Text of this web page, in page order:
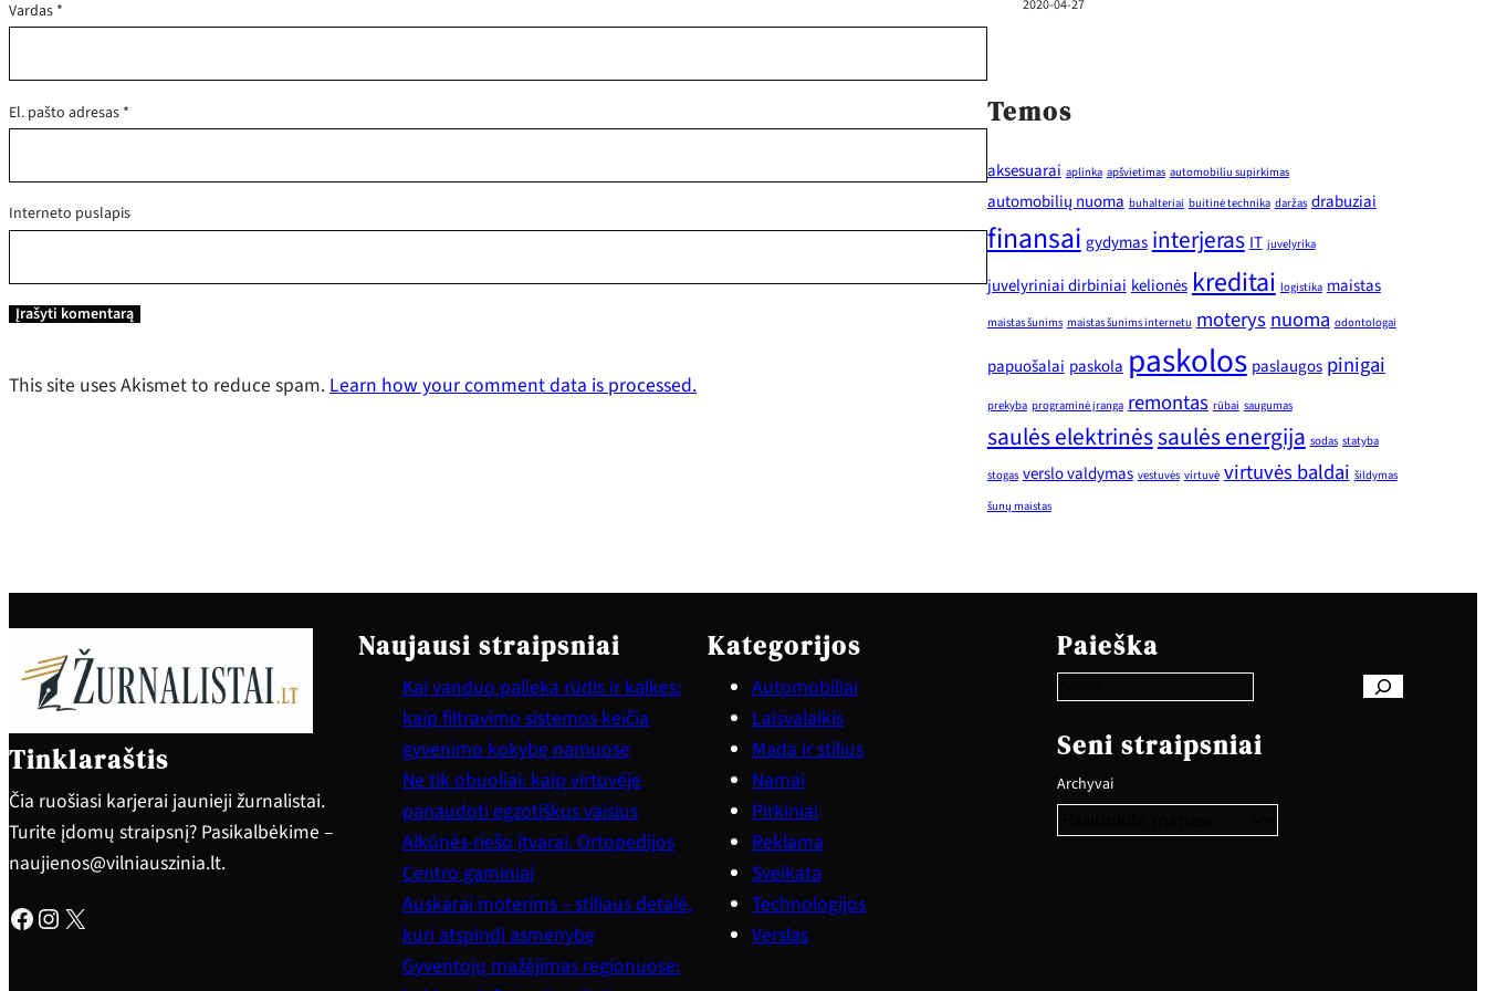
Vardas *
El. pašto adresas *
Interneto puslapis
This site uses Akismet to reduce spam. Learn how your comment data is processed.
2020-04-27
Temos
aksesuarai aplinka apšvietimas automobiliu supirkimas
automobilių nuoma buhalteriai buitinė technika daržas drabuziai
finansai gydymas interjeras IT juvelyrika
juvelyriniai dirbiniai kelionėskreditai logistika maistas
maistas šunims maistas šunims internetu moterys nuoma odontologai
papuošalai paskola paskolos paslaugos pinigai
prekyba programinė įranga remontas rūbai saugumas
saulės elektrinėssaulės energija sodas statyba
stogas verslo valdymas vestuvės virtuvė virtuvės baldai šildymas
šunų maistas
Tinklaraštis
Čia ruošiasi karjerai jaunieji žurnalistai.
Turite įdomų straipsnį? Pasikalbėkime –
naujienos@vilniauszinia.lt.
Facebook Instagram X
Naujausi straipsniai
Kai vanduo palieka rūdis ir kalkes:
kaip filtravimo sistemos keičia
gyvenimo kokybę namuose
Ne tik obuoliai: kaip virtuvėje
panaudoti egzotiškus vaisius
Alkūnės-riešo įtvarai. Ortopedijos
Centro gaminiai
Auskarai moterims – stiliaus detalė,
kuri atspindi asmenybę
Gyventojų mažėjimas regionuose:
Kategorijos
Automobiliai
Laisvalaikis
Mada ir stilius
Namai
Pirkiniai
Reklama
Sveikata
Technologijos
Verslas
Paieška
e
a
c
h
Seni straipsniai
Archyvai